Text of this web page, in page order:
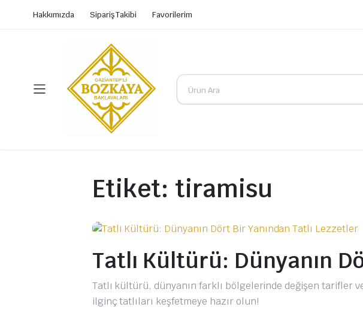
Hakkımızda Sipariş Takibi Favorilerim
Etiket: tiramisu
Tatlı Kültürü: Dünyanın
Tatlı kültürü, dünyanın farklı bölgelerinde değişen tarifler
ilginç tatlıları keşfetmeye hazır olun!